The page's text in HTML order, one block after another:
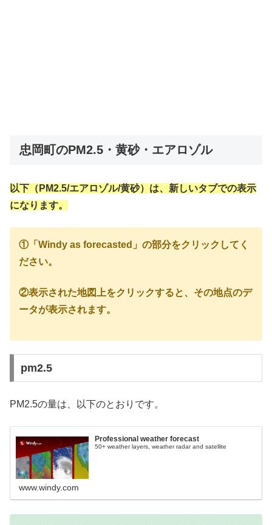
忠岡町のPM2.5・黄砂・エアロゾル
以下（PM2.5/エアロゾル/黄砂）は、新しいタブでの表示
になります。
①「Windy as forecasted」の部分をクリックしてく
ださい。
②表示された地図上をクリックすると、その地点のデ
ータが表示されます。
pm2.5
PM2.5の量は、以下のとおりです。
Professional weather forecast
50+ weather layers, weather radar and satellite
www.windy.com